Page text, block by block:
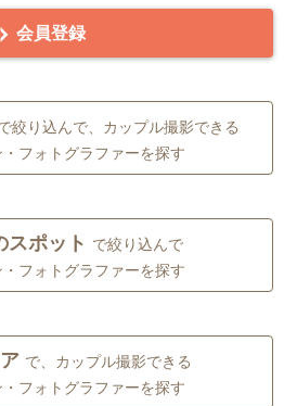
会員登録
絞り込んで、カップル撮影できる
フォトグラファーを探す
スポット で絞り込んで
フォトグラファーを探す
で、カップル撮影できる
フォトグラファーを探す